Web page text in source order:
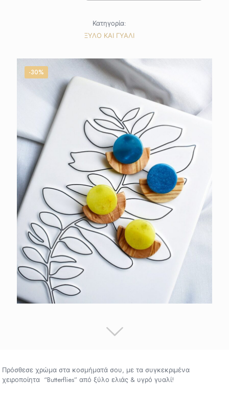
Κατηγορία:
ΞΥΛΟ ΚΑΙ ΓΥΑΛΙ
-30%
Πρόσθεσε χρώμα στα κοσμήματά σου, με τα συγκεκριμένα
χειροποίητα “Butterflies” από ξύλο ελιάς & υγρό γυαλί!